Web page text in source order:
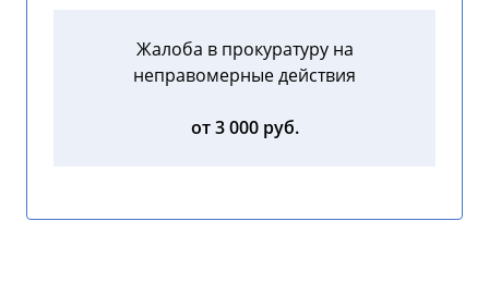
Жалоба в прокуратуру на
неправомерные действия
от 3 000 руб.